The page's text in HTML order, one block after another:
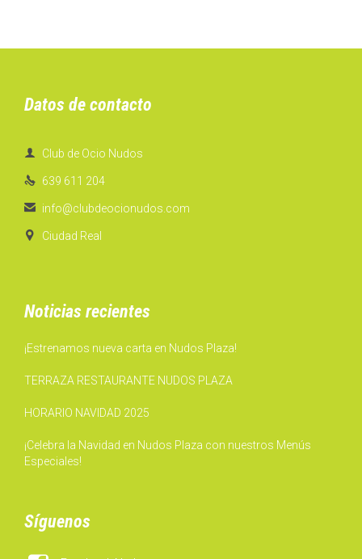
Datos de contacto
 Club de Ocio Nudos
 639 611 204
 info@clubdeocionudos.com
 Ciudad Real
Noticias recientes
¡Estrenamos nueva carta en Nudos Plaza!
TERRAZA RESTAURANTE NUDOS PLAZA
HORARIO NAVIDAD 2025
¡Celebra la Navidad en Nudos Plaza con nuestros Menús
Especiales!
Síguenos